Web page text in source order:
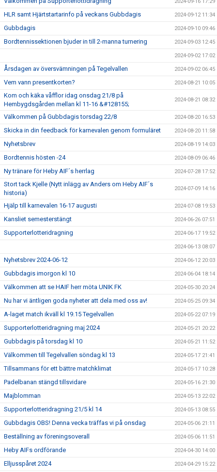
HLR samt Hjärtstartarinfo på veckans Gubbdagis 2024-09-12 11:34
Gubbdagis 2024-09-10 09:46
Bordtennissektionen bjuder in till 2-manna turnering 2024-09-03 12:45
2024-09-02 17:02
Årsdagen av översvämningen på Tegelvallen 2024-09-02 06:45
Vem vann presentkorten? 2024-08-21 10:05
Kom och käka våfflor idag onsdag 21/8 på
Hembygdsgården mellan kl 11-16 &#128155;
2024-08-21 08:32
Välkommen på Gubbdagis torsdag 22/8 2024-08-20 16:53
Skicka in din feedback för karnevalen genom formuläret 2024-08-20 11:58
Nyhetsbrev 2024-08-19 14:03
Bordtennis hösten -24 2024-08-09 06:46
Ny tränare för Heby AIF´s herrlag 2024-07-28 17:52
Stort tack Kjelle (Nytt inlägg av Anders om Heby AIF´s
historia)
2024-07-09 14:16
Hjälp till karnevalen 16-17 augusti 2024-07-08 19:53
Kansliet semesterstängt 2024-06-26 07:51
Supporterlotteridragning 2024-06-17 19:52
2024-06-13 08:07
Nyhetsbrev 2024-06-12 2024-06-12 20:03
Gubbdagis imorgon kl 10 2024-06-04 18:14
Välkommen att se HAIF herr möta UNIK FK 2024-05-30 20:24
Nu har vi äntligen goda nyheter att dela med oss av! 2024-05-25 09:34
A-laget match ikväll kl 19.15 Tegelvallen 2024-05-22 07:19
Supporterlotteridragning maj 2024 2024-05-21 20:22
Gubbdagis på torsdag kl 10 2024-05-21 11:52
Välkommen till Tegelvallen söndag kl 13 2024-05-17 21:41
Tillsammans för ett bättre matchklimat 2024-05-17 10:28
Padelbanan stängd tillsvidare 2024-05-16 21:30
Majblomman 2024-05-13 22:02
Supporterlotteridragning 21/5 kl 14 2024-05-13 08:55
Gubbdagis OBS! Denna vecka träffas vi på onsdag 2024-05-06 21:11
Beställning av föreningsoverall 2024-05-06 11:51
Heby AIFs ordförande 2024-04-30 14:00
Elljusspåret 2024 2024-04-29 15:22